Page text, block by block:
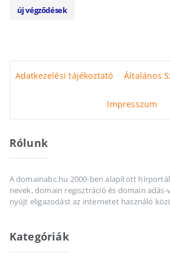
új végződések
Adatkezelési tájékoztató Általános
Impresszum
Rólunk
A domainabc.hu 2000-ben alapított
nevek, domain regisztráció és domain
nyújt eligazodást az internetet használó
Kategóriák